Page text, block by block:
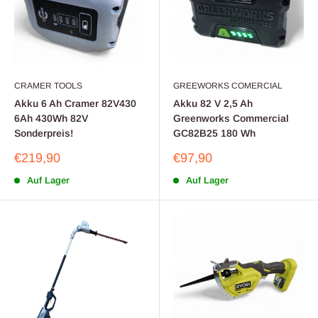
CRAMER TOOLS
Akku 6 Ah Cramer 82V430
6Ah 430Wh 82V
Sonderpreis!
Sonderpreis
€219,90
Auf Lager
GREEWORKS COMERCIAL
Akku 82 V 2,5 Ah
Greenworks Commercial
GC82B25 180 Wh
Sonderpreis
€97,90
Auf Lager